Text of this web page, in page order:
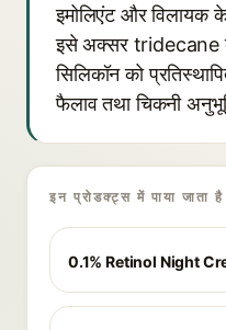
इमोलिएंट और विलायक
इसे अक्सर tridecane के
सिलिकॉन को
फैलाव तथा चिकनी
इन प्रोडक्ट्स में पाया जाता है
0.1% Retinol Night